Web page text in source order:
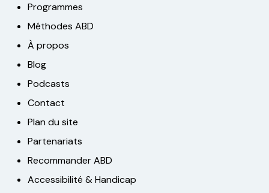
Programmes
Méthodes ABD
À propos
Blog
Podcasts
Contact
Plan du site
Partenariats
Recommander ABD
Accessibilité & Handicap